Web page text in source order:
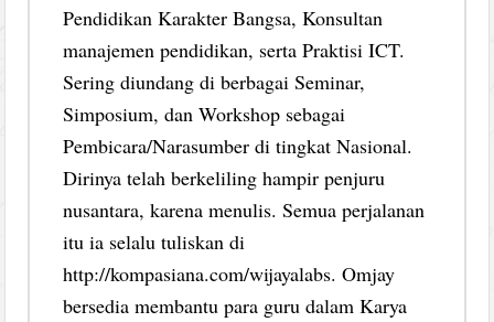
Pendidikan Karakter Bangsa, Konsultan
manajemen pendidikan, serta Praktisi ICT.
Sering diundang di berbagai Seminar,
Simposium, dan Workshop sebagai
Pembicara/Narasumber di tingkat Nasional.
Dirinya telah berkeliling hampir penjuru
nusantara, karena menulis. Semua perjalanan
itu ia selalu tuliskan di
http://kompasiana.com/wijayalabs. Omjay
bersedia membantu para guru dalam Karya